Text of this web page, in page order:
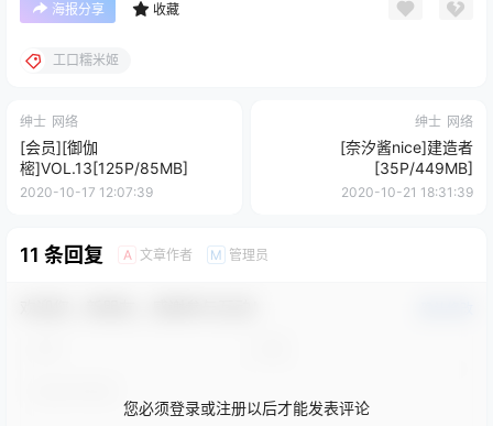
海报分享 收藏
工口糯米姬
绅士 网络
[会员][御伽
樒]VOL.13[125P/85MB]
2020-10-17 12:07:39
绅士 网络
[奈汐酱nice]建造者
[35P/449MB]
2020-10-21 18:31:39
11 条回复 A 文章作者 M 管理员
您必须登录或注册以后才能发表评论